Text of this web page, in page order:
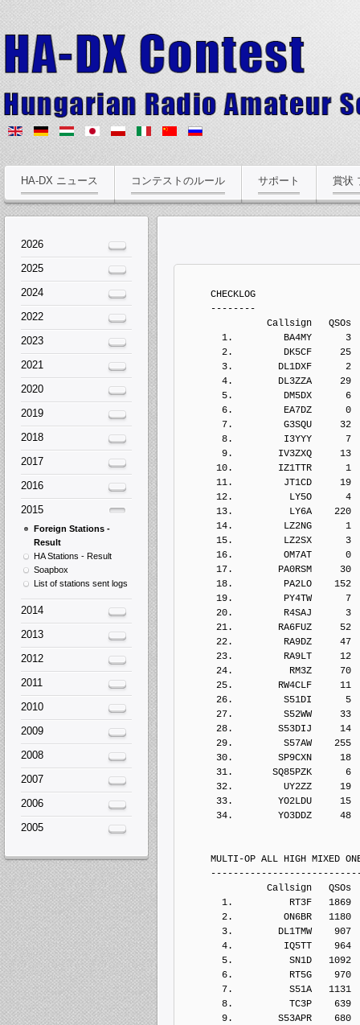
HA-DX ニュース コンテストのルール サポート 賞状
CHECKLOG
--------
Callsign   QSOs  Points
1.         BA4MY      3
2.         DK5CF     25
3.        DL1DXF      2
4.        DL3ZZA     29
5.         DM5DX      6
6.         EA7DZ      0
7.         G3SQU     32
8.         I3YYY      7
9.        IV3ZXQ     13
10.        IZ1TTR      1
11.         JT1CD     19
12.          LY5O      4
13.          LY6A    220
14.         LZ2NG      1
15.         LZ2SX      3
16.         OM7AT      0
17.        PA0RSM     30
18.         PA2LO    152
19.         PY4TW      7
20.         R4SAJ      3
21.        RA6FUZ     52
22.         RA9DZ     47
23.         RA9LT     12
24.          RM3Z     70
25.        RW4CLF     11
26.         S51DI      5
27.         S52WW     33
28.        S53DIJ     14
29.         S57AW    255
30.        SP9CXN     18
31.       SQ85PZK      6
32.         UY2ZZ     19
33.        YO2LDU     15
34.        YO3DDZ     48
MULTI-OP ALL HIGH MIXED
Callsign   QSOs  Points
1.          RT3F   1869
2.         ON6BR   1180
3.        DL1TMW    907
4.         IQ5TT    964
5.          SN1D   1092
6.          RT5G    970
7.          S51A   1131
8.          TC3P    639
9.        S53APR    680
2026
2025
2024
2022
2023
2021
2020
2019
2018
2017
2016
2015
Foreign Stations -
Result
HA Stations - Result
Soapbox
List of stations sent logs
2014
2013
2012
2011
2010
2009
2008
2007
2006
2005